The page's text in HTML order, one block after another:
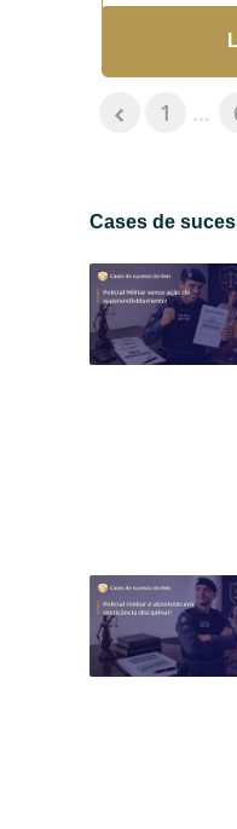
podem se
problemas
não eram
momento
1 ...
Cases de